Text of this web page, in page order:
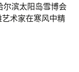
尔滨太阳岛雪博会
艺术家在寒风中精